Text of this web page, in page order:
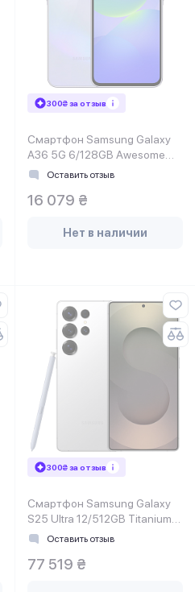
300₴ за отзыв
Смартфон Samsung Galaxy
A36 5G 6/128GB Awesome
Lavender (SM-A366BLVBEUC)
Оставить отзыв
16 079 ₴
Нет в наличии
300₴ за отзыв
Смартфон Samsung Galaxy
S25 Ultra 12/512GB Titanium
Whitesilver (SM-
Оставить отзыв
77 519 ₴